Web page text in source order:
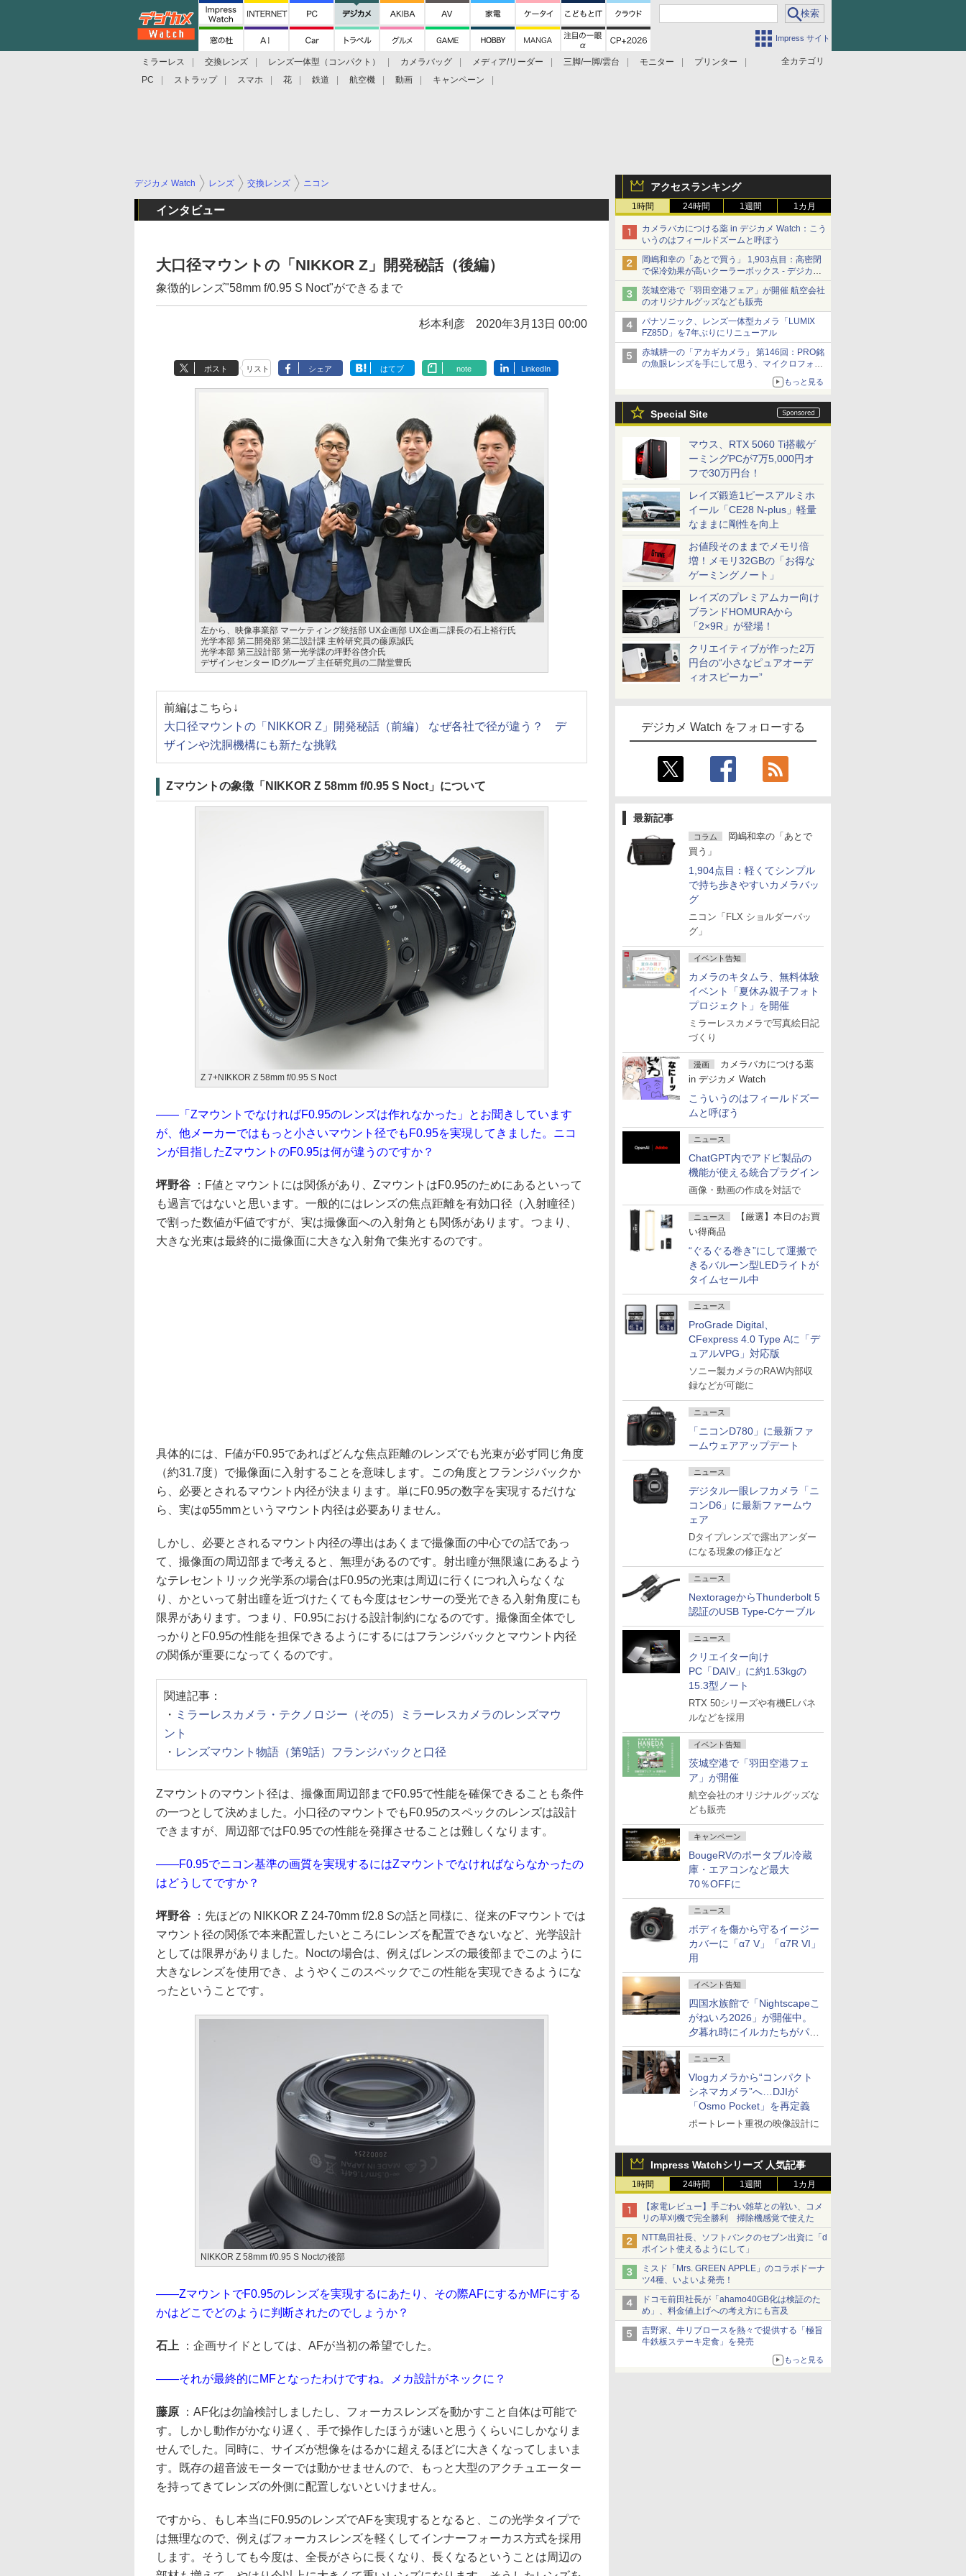
Impress サイト
全カテゴリ
ミラーレス 交換レンズ レンズ一体型（コンパクト） カメラバッグ メディア/リーダー 三脚/一脚/雲台 モニター
プリンター
PC
ストラップ スマホ 花 鉄道 航空機 動画 キャンペーン
アクセスランキング
1時間 24時間 1週間 1カ月
カメラバカにつける薬 in デジカメ Watch：こう
いうのはフィールドズームと呼ぼう
岡嶋和幸の「あとで買う」 1,903点目：高密閉
で保冷効果が高いクーラーボックス - デジカメ
Watch
茨城空港で「羽田空港フェア」が開催 航空会社
のオリジナルグッズなども販売
パナソニック、レンズ一体型カメラ「LUMIX
FZ85D」を7年ぶりにリニューアル
赤城耕一の「アカギカメラ」 第146回：PRO銘
の魚眼レンズを手にして思う、マイクロフォー
もっと見る
Special Site
マウス、RTX 5060 Ti搭載ゲ
ーミングPCが7万5,000円オ
フで30万円台！
レイズ鍛造1ピースアルミホ
イール「CE28 N-plus」軽量
なままに剛性を向上
お値段そのままでメモリ倍
増！メモリ32GBの「お得な
ゲーミングノート」
レイズのプレミアムカー向け
ブランドHOMURAから
「2×9R」が登場！
クリエイティブが作った2万
円台の“小さなピュアオーデ
ィオスピーカー”
デジカメ Watch をフォローする
最新記事
コラム
岡嶋和幸の「あとで
買う」
1,904点目：軽くてシンプル
で持ち歩きやすいカメラバッ
グ
ニコン「FLX ショルダーバッ
グ」
イベント告知
カメラのキタムラ、無料体験
イベント「夏休み親子フォト
プロジェクト」を開催
ミラーレスカメラで写真絵日記
づくり
漫画
カメラバカにつける薬
in デジカメ Watch
こういうのはフィールドズー
ムと呼ぼう
ニュース
ChatGPT内でアドビ製品の
機能が使える統合プラグイン
画像・動画の作成を対話で
ニュース
【厳選】本日のお買
い得商品
“ぐるぐる巻き”にして運搬で
きるバルーン型LEDライトが
タイムセール中
ニュース
ProGrade Digital、
CFexpress 4.0 Type Aに「デ
ュアルVPG」対応版
ソニー製カメラのRAW内部収
録などが可能に
ニュース
「ニコンD780」に最新ファ
ームウェアアップデート
ニュース
デジタル一眼レフカメラ「ニ
コンD6」に最新ファームウ
ェア
Dタイプレンズで露出アンダー
になる現象の修正など
ニュース
NextorageからThunderbolt 5
認証のUSB Type-Cケーブル
ニュース
クリエイター向け
PC「DAIV」に約1.53kgの
15.3型ノート
RTX 50シリーズや有機ELパネ
ルなどを採用
イベント告知
茨城空港で「羽田空港フェ
ア」が開催
航空会社のオリジナルグッズな
ども販売
キャンペーン
BougeRVのポータブル冷蔵
庫・エアコンなど最大
70％OFFに
ニュース
ボディを傷から守るイージー
カバーに「α7 V」「α7R VI」
用
イベント告知
四国水族館で「Nightscapeこ
がねいろ2026」が開催中。
夕暮れ時にイルカたちがパフ
ォーマンスを繰り広げる
ニュース
Vlogカメラから“コンパクト
シネマカメラ”へ…DJIが
「Osmo Pocket」を再定義
ポートレート重視の映像設計に
Impress Watchシリーズ 人気記事
1時間 24時間 1週間 1カ月
【家電レビュー】手ごわい雑草との戦い、コメ
リの草刈機で完全勝利 掃除機感覚で使えた
NTT島田社長、ソフトバンクのセブン出資に「d
ポイント使えるようにして」
ミスド「Mrs. GREEN APPLE」のコラボドーナ
ツ4種、いよいよ発売！
ドコモ前田社長が「ahamo40GB化は検証のた
め」、料金値上げへの考え方にも言及
吉野家、牛リブロースを熱々で提供する「極旨
牛鉄板ステーキ定食」を発売
もっと見る
デジカメ Watch レンズ 交換レンズ ニコン
インタビュー
大口径マウントの「NIKKOR Z」開発秘話（後編）
象徴的レンズ"58mm f/0.95 S Noct"ができるまで
杉本利彦 2020年3月13日 00:00
ポスト リスト シェア はてブ note LinkedIn
左から、映像事業部 マーケティング統括部 UX企画部 UX企画二課長の石上裕行氏
光学本部 第二開発部 第二設計課 主幹研究員の藤原誠氏
光学本部 第三設計部 第一光学課の坪野谷啓介氏
デザインセンター IDグループ 主任研究員の二階堂豊氏
前編はこちら↓
大口径マウントの「NIKKOR Z」開発秘話（前編） なぜ各社で径が違う？ デ
ザインや沈胴機構にも新たな挑戦
Zマウントの象徴「NIKKOR Z 58mm f/0.95 S Noct」について
Z 7+NIKKOR Z 58mm f/0.95 S Noct
——「ZマウントでなければF0.95のレンズは作れなかった」とお聞きしています
が、他メーカーではもっと小さいマウント径でもF0.95を実現してきました。ニコ
ンが目指したZマウントのF0.95は何が違うのですか？
坪野谷
：F値とマウントには関係があり、ZマウントはF0.95のためにあるといって
も過言ではないと思います。一般的にはレンズの焦点距離を有効口径（入射瞳径）
で割った数値がF値ですが、実は撮像面への入射角とも関係があります。つまり、
大きな光束は最終的に撮像面に大きな入射角で集光するのです。
具体的には、F値がF0.95であればどんな焦点距離のレンズでも光束が必ず同じ角度
（約31.7度）で撮像面に入射することを意味します。この角度とフランジバックか
ら、必要とされるマウント内径が決まります。単にF0.95の数字を実現するだけな
ら、実はφ55mmというマウント内径は必要ありません。
しかし、必要とされるマウント内径の導出はあくまで撮像面の中心での話であっ
て、撮像面の周辺部まで考えると、無理があるのです。射出瞳が無限遠にあるよう
なテレセントリック光学系の場合はF0.95の光束は周辺に行くにつれ入らなくな
り、かといって射出瞳を近づけたくても今度はセンサーの受光できる入射角度にも
限界があります。つまり、F0.95における設計制約になるのです。撮像面全体でし
っかりとF0.95の性能を担保できるようにするにはフランジバックとマウント内径
の関係が重要になってくるのです。
関連記事：
・ ミラーレスカメラ・テクノロジー（その5）ミラーレスカメラのレンズマウ
ント
・ レンズマウント物語（第9話）フランジバックと口径
Zマウントのマウント径は、撮像面周辺部までF0.95で性能を確保できることも条件
の一つとして決めました。小口径のマウントでもF0.95のスペックのレンズは設計
できますが、周辺部ではF0.95での性能を発揮させることは難しくなります。
——F0.95でニコン基準の画質を実現するにはZマウントでなければならなかったの
はどうしてですか？
坪野谷
：先ほどの NIKKOR Z 24-70mm f/2.8 Sの話と同様に、従来のFマウントでは
マウント径の関係で本来配置したいところにレンズを配置できないなど、光学設計
としては限界がありました。Noctの場合は、例えばレンズの最後部までこのように
大きなレンズを使用でき、ようやくこのスペックでこの性能を実現できるようにな
ったということです。
NIKKOR Z 58mm f/0.95 S Noctの後部
——ZマウントでF0.95のレンズを実現するにあたり、その際AFにするかMFにする
かはどこでどのように判断されたのでしょうか？
石上 ：企画サイドとしては、AFが当初の希望でした。
——それが最終的にMFとなったわけですね。メカ設計がネックに？
藤原
：AF化は勿論検討しましたし、フォーカスレンズを動かすこと自体は可能で
す。しかし動作がかなり遅く、手で操作したほうが速いと思うくらいにしかなりま
せんでした。同時に、サイズが想像をはるかに超えるほどに大きくなってしまいま
す。既存の超音波モーターでは動かせませんので、もっと大型のアクチュエーター
を持ってきてレンズの外側に配置しないといけません。
ですから、もし本当にF0.95のレンズでAFを実現するとなると、この光学タイプで
は無理なので、例えばフォーカスレンズを軽くしてインナーフォーカス方式を採用
します。そうしても今度は、全長がさらに長くなり、長くなるということは周辺の